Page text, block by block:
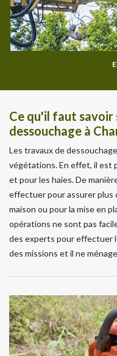
Ce qu'il faut savoir
dessouchage à
Les travaux de
végétations. En effet, il est
et pour les haies. De
effectuer pour assurer plus
maison ou pour la mise en
opérations ne sont pas
des experts pour effectuer
des missions et il ne